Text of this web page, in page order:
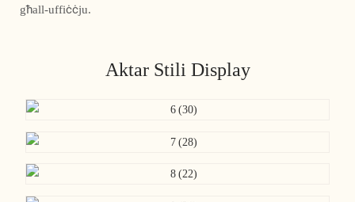
għall-uffiċċju.
Aktar Stili Display